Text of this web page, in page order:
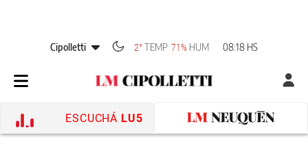
Cipolletti 2° TEMP 71% HUM 08:18 HS
ESCUCHÁ LU5